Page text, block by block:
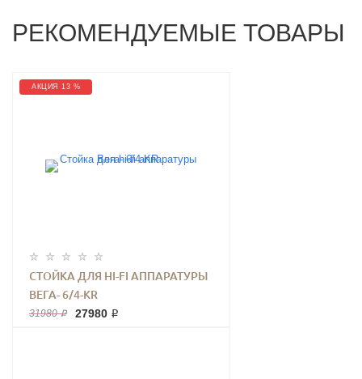
РЕКОМЕНДУЕМЫЕ ТОВАРЫ
АКЦИЯ 13 %
СТОЙКА ДЛЯ HI-FI АППАРАТУРЫ
ВЕГА- 6/4-KR
31980 ₽ 27980 ₽